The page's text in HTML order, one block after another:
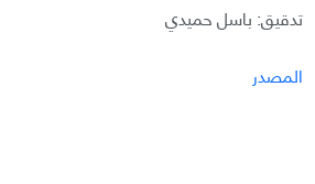
تدقيق: باسل حميدي
المصدر